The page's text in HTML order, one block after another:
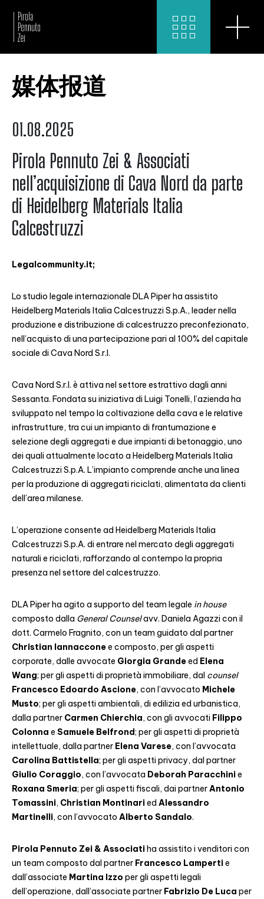
媒体报道
01.08.2025
Pirola Pennuto Zei & Associati
nell’acquisizione di Cava Nord da parte
di Heidelberg Materials Italia
Calcestruzzi
Legalcommunity.it;
Lo studio legale internazionale DLA Piper ha assistito
Heidelberg Materials Italia Calcestruzzi S.p.A., leader nella
produzione e distribuzione di calcestruzzo preconfezionato,
nell’acquisto di una partecipazione pari al 100% del capitale
sociale di Cava Nord S.r.l.
Cava Nord S.r.l. è attiva nel settore estrattivo dagli anni
Sessanta. Fondata su iniziativa di Luigi Tonelli, l’azienda ha
sviluppato nel tempo la coltivazione della cava e le relative
infrastrutture, tra cui un impianto di frantumazione e
selezione degli aggregati e due impianti di betonaggio, uno
dei quali attualmente locato a Heidelberg Materials Italia
Calcestruzzi S.p.A. L’impianto comprende anche una linea
per la produzione di aggregati riciclati, alimentata da clienti
dell’area milanese.
L’operazione consente ad Heidelberg Materials Italia
Calcestruzzi S.p.A. di entrare nel mercato degli aggregati
naturali e riciclati, rafforzando al contempo la propria
presenza nel settore del calcestruzzo.
DLA Piper ha agito a supporto del team legale in house
composto dalla General Counselavv. Daniela Agazzi con il
dott. Carmelo Fragnito, con un team guidato dal partner
Christian Iannacconee composto, per gli aspetti
corporate, dalle avvocate Giorgia Grandeed Elena
Wang; per gli aspetti di proprietà immobiliare, dal counsel
Francesco Edoardo Ascione, con l’avvocato Michele
Musto; per gli aspetti ambientali, di edilizia ed urbanistica,
dalla partner Carmen Chierchia, con gli avvocati Filippo
Colonna e Samuele Belfrond; per gli aspetti di proprietà
intellettuale, dalla partner Elena Varese, con l’avvocata
Carolina Battistella; per gli aspetti privacy, dal partner
Giulio Coraggio, con l’avvocata Deborah Paracchinie
Roxana Smeria; per gli aspetti fiscali, dai partnerAntonio
Tomassini, Christian Montinaried Alessandro
Martinelli, con l’avvocato Alberto Sandalo.
Pirola Pennuto Zei & Associatiha assistito i venditori con
un team composto dal partner Francesco Lampertie
dall’associate Martina Izzo per gli aspetti legali
dell’operazione, dall’associate partner Fabrizio De Luca per